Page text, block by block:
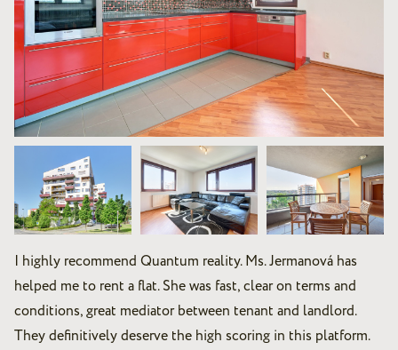
I highly recommend Quantum reality. Ms. Jermanová has
helped me to rent a flat. She was fast, clear on terms and
conditions, great mediator between tenant and landlord.
They definitively deserve the high scoring in this platform.